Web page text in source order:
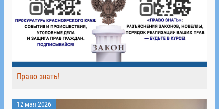
Право знать!
12 мая 2026